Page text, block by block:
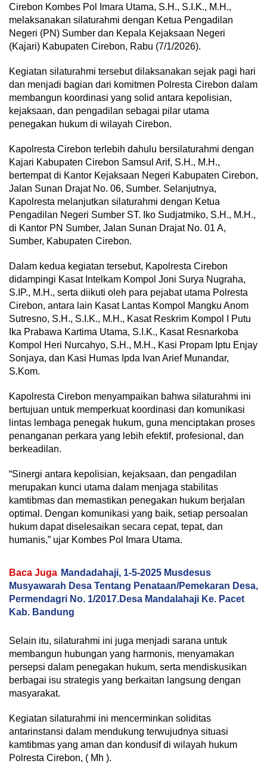
Cirebon Kombes Pol Imara Utama, S.H., S.I.K., M.H.,
melaksanakan silaturahmi dengan Ketua Pengadilan
Negeri (PN) Sumber dan Kepala Kejaksaan Negeri
(Kajari) Kabupaten Cirebon, Rabu (7/1/2026).
Kegiatan silaturahmi tersebut dilaksanakan sejak pagi hari
dan menjadi bagian dari komitmen Polresta Cirebon dalam
membangun koordinasi yang solid antara kepolisian,
kejaksaan, dan pengadilan sebagai pilar utama
penegakan hukum di wilayah Cirebon.
Kapolresta Cirebon terlebih dahulu bersilaturahmi dengan
Kajari Kabupaten Cirebon Samsul Arif, S.H., M.H.,
bertempat di Kantor Kejaksaan Negeri Kabupaten Cirebon,
Jalan Sunan Drajat No. 06, Sumber. Selanjutnya,
Kapolresta melanjutkan silaturahmi dengan Ketua
Pengadilan Negeri Sumber ST. Iko Sudjatmiko, S.H., M.H.,
di Kantor PN Sumber, Jalan Sunan Drajat No. 01 A,
Sumber, Kabupaten Cirebon.
Dalam kedua kegiatan tersebut, Kapolresta Cirebon
didampingi Kasat Intelkam Kompol Joni Surya Nugraha,
S.IP., M.H., serta diikuti oleh para pejabat utama Polresta
Cirebon, antara lain Kasat Lantas Kompol Mangku Anom
Sutresno, S.H., S.I.K., M.H., Kasat Reskrim Kompol I Putu
Ika Prabawa Kartima Utama, S.I.K., Kasat Resnarkoba
Kompol Heri Nurcahyo, S.H., M.H., Kasi Propam Iptu Enjay
Sonjaya, dan Kasi Humas Ipda Ivan Arief Munandar,
S.Kom.
Kapolresta Cirebon menyampaikan bahwa silaturahmi ini
bertujuan untuk memperkuat koordinasi dan komunikasi
lintas lembaga penegak hukum, guna menciptakan proses
penanganan perkara yang lebih efektif, profesional, dan
berkeadilan.
“Sinergi antara kepolisian, kejaksaan, dan pengadilan
merupakan kunci utama dalam menjaga stabilitas
kamtibmas dan memastikan penegakan hukum berjalan
optimal. Dengan komunikasi yang baik, setiap persoalan
hukum dapat diselesaikan secara cepat, tepat, dan
humanis,” ujar Kombes Pol Imara Utama.
Baca Juga Mandadahaji, 1-5-2025 Musdesus
Musyawarah Desa Tentang Penataan/Pemekaran Desa,
Permendagri No. 1/2017.Desa Mandalahaji Ke. Pacet
Kab. Bandung
Selain itu, silaturahmi ini juga menjadi sarana untuk
membangun hubungan yang harmonis, menyamakan
persepsi dalam penegakan hukum, serta mendiskusikan
berbagai isu strategis yang berkaitan langsung dengan
masyarakat.
Kegiatan silaturahmi ini mencerminkan soliditas
antarinstansi dalam mendukung terwujudnya situasi
kamtibmas yang aman dan kondusif di wilayah hukum
Polresta Cirebon, ( Mh ).